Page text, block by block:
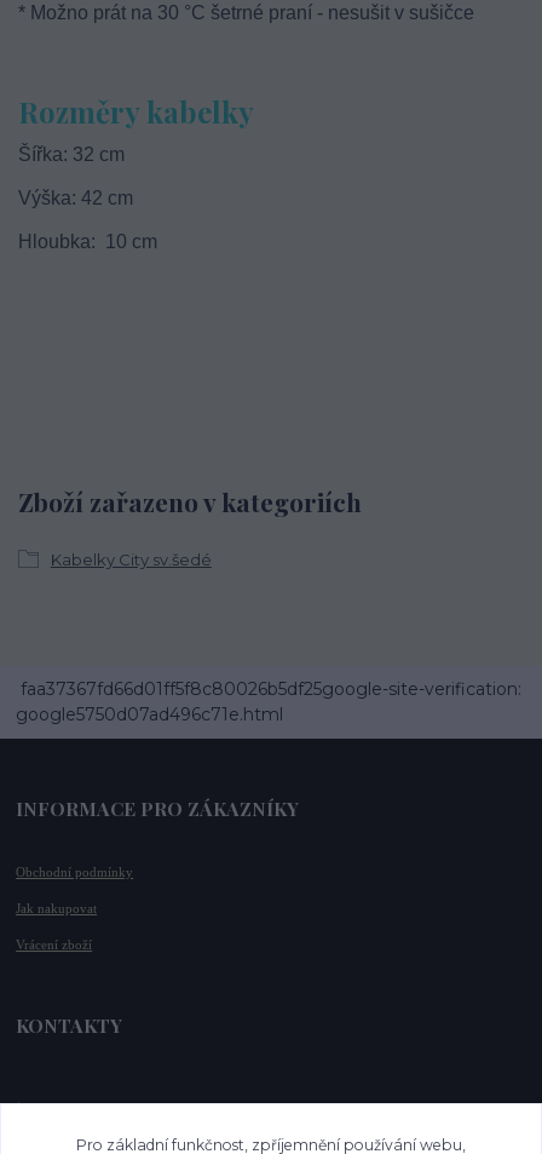
* Možno prát na 30 °C šetrné praní - nesušit v sušičce
Rozměry kabelky
Šířka: 32 cm
Výška: 42 cm
Hloubka: 10 cm
Zboží zařazeno v kategoriích
Kabelky City sv.šedé
faa37367fd66d01ff5f8c80026b5df25google-site-verification:
google5750d07ad496c71e.html
INFORMACE PRO ZÁKAZNÍKY
Obchodní podmínky
Jak nakupovat
Vrácení zboží
KONTAKTY
📞 +420 732 779 508
www.vysnenekabelky.cz
Pro základní funkčnost, zpříjemnění používání webu,